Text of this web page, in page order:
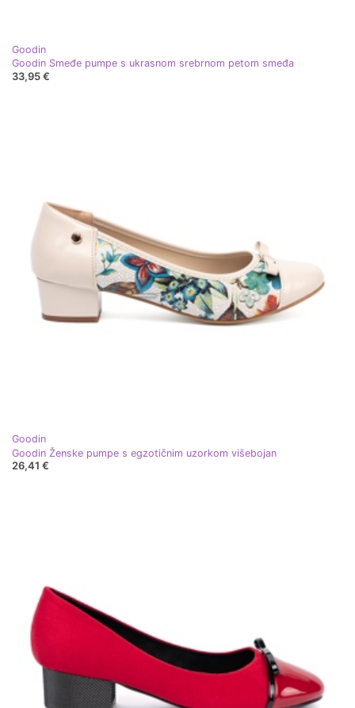
Goodin
Goodin Smeđe pumpe s ukrasnom srebrnom petom smeđa
33,95 €
Goodin
Goodin Ženske pumpe s egzotičnim uzorkom višebojan
26,41 €